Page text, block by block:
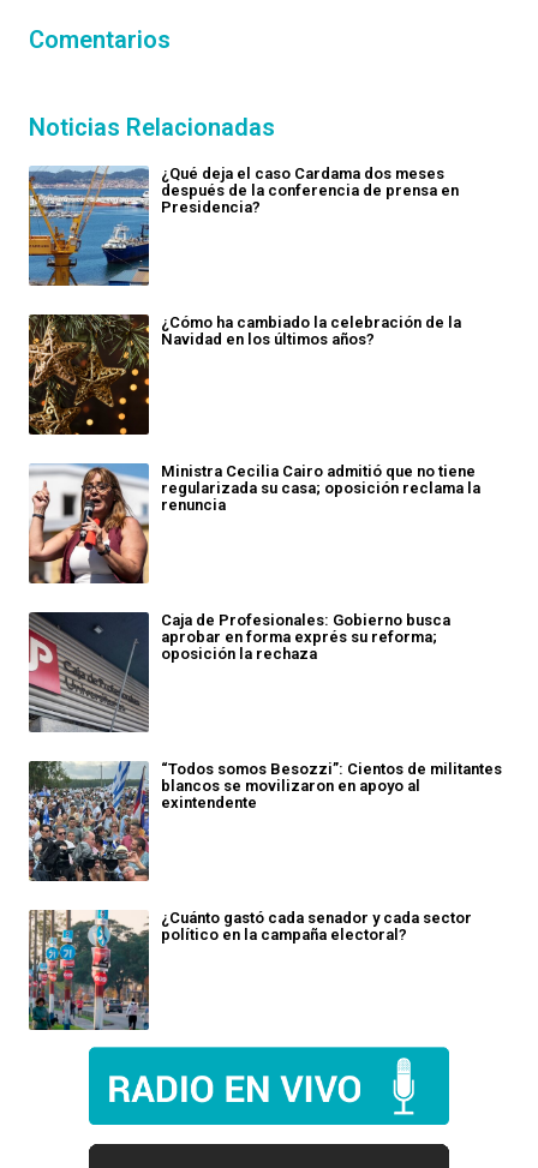
Comentarios
Noticias Relacionadas
¿Qué deja el caso Cardama dos meses
después de la conferencia de prensa en
Presidencia?
¿Cómo ha cambiado la celebración de la
Navidad en los últimos años?
Ministra Cecilia Cairo admitió que no tiene
regularizada su casa; oposición reclama la
renuncia
Caja de Profesionales: Gobierno busca
aprobar en forma exprés su reforma;
oposición la rechaza
“Todos somos Besozzi”: Cientos de militantes
blancos se movilizaron en apoyo al
exintendente
¿Cuánto gastó cada senador y cada sector
político en la campaña electoral?